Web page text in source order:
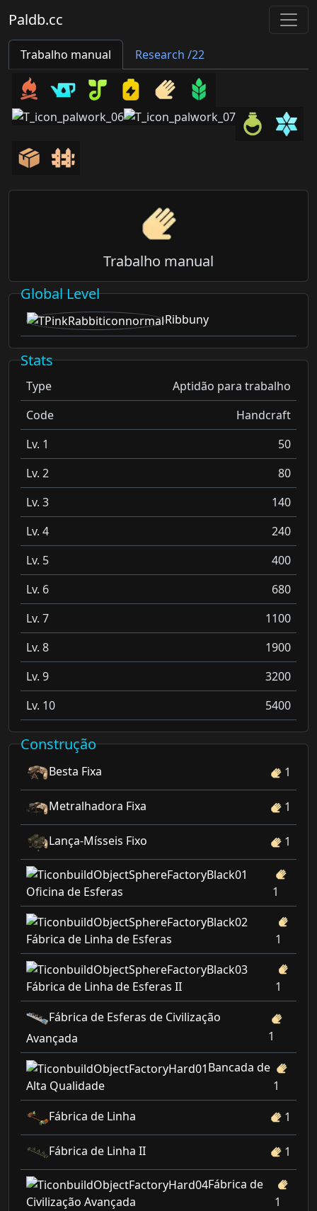
Paldb.cc
Trabalho manual Research /22
Trabalho manual
Global Level
Ribbuny
Stats
Type
Aptidão para trabalho
Code
Handcraft
Lv. 1
50
Lv. 2
80
Lv. 3
140
Lv. 4
240
Lv. 5
400
Lv. 6
680
Lv. 7
1100
Lv. 8
1900
Lv. 9
3200
Lv. 10
5400
Construção
Besta Fixa 1
Metralhadora Fixa 1
Lança-Mísseis Fixo 1
Oficina de Esferas 1
Fábrica de Linha de Esferas 1
Fábrica de Linha de Esferas II
1
Fábrica de Esferas de Civilização
Avançada
1
Bancada de
Alta Qualidade
1
Fábrica de Linha
1
Fábrica de Linha II 1
Fábrica de
Civilização Avançada
1